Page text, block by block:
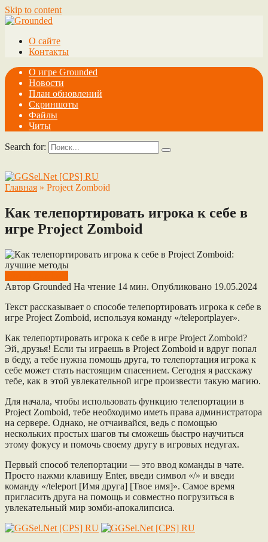
Skip to content
О сайте
Контакты
О игре Grounded
Новости
План обновлений
Скриншоты
Файлы
Читы
Search for:
Главная » Project Zomboid
Как телепортировать игрока к себе в
игре Project Zomboid
Автор Grounded На чтение 14 мин. Опубликовано 19.05.2024
Текст рассказывает о способе телепортировать игрока к себе в
игре Project Zomboid, используя команду «/teleportplayer».
Как телепортировать игрока к себе в игре Project Zomboid?
Эй, друзья! Если ты играешь в Project Zomboid и вдруг попал
в беду, а тебе нужна помощь друга, то телепортация игрока к
себе может стать настоящим спасением. Сегодня я расскажу
тебе, как в этой увлекательной игре произвести такую магию.
Для начала, чтобы использовать функцию телепортации в
Project Zomboid, тебе необходимо иметь права администратора
на сервере. Однако, не отчаивайся, ведь с помощью
нескольких простых шагов ты сможешь быстро научиться
этому фокусу и помочь своему другу в игровых недугах.
Первый способ телепортации — это ввод команды в чате.
Просто нажми клавишу Enter, введи символ «/» и введи
команду «/teleport [Имя друга] [Твое имя]». Самое время
пригласить друга на помощь и совместно погрузиться в
увлекательный мир зомби-апокалипсиса.